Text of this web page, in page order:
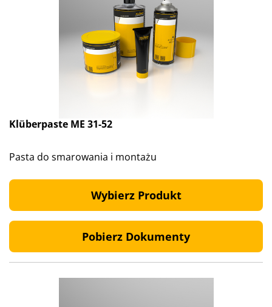
Klüberpaste ME 31-52
Pasta do smarowania i montażu
Wybierz Produkt
Pobierz Dokumenty